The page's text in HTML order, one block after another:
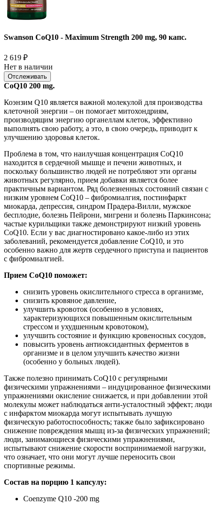
Swanson CoQ10 - Maximum Strength 200 mg, 90 капс.
2 619 ₽
Нет в наличии
Отслеживать
CoQ10 200 mg.
Коэнзим Q10 является важной молекулой для производства
клеточной энергии – он помогает митохондриям,
производящим энергию органеллам клеток, эффективно
выполнять свою работу, а это, в свою очередь, приводит к
улучшению здоровья клеток.
Проблема в том, что наилучшая концентрация CoQ10
находится в сердечной мышце и печени животных, и
поскольку большинство людей не потребляют эти органы
животных регулярно, прием добавки является более
практичным вариантом. Ряд болезненных состояний связан с
низким уровнем CoQ10 – фибромиалгия, постинфаркт
миокарда, депрессия, синдром Прадера-Вилли, мужское
бесплодие, болезнь Пейрони, мигрени и болезнь Паркинсона;
частые курильщики также демонстрируют низкий уровень
CoQ10. Если у вас диагностировано какое-либо из этих
заболеваний, рекомендуется добавление CoQ10, и это
особенно важно для жертв сердечного приступа и пациентов
с фибромиалгией.
Прием CoQ10 поможет:
снизить уровень окислительного стресса в организме,
снизить кровяное давление,
улучшить кровоток (особенно в условиях,
характеризующихся повышенным окислительным
стрессом и ухудшенным кровотоком),
улучшить состояние и функцию кровеносных сосудов,
повысить уровень антиоксидантных ферментов в
организме и в целом улучшить качество жизни
(особенно у больных людей).
Также полезно принимать CoQ10 с регулярными
физическими упражнениями – индуцированное физическими
упражнениями окисление снижается, и при добавлении этой
молекулы может наблюдаться анти-усталостный эффект; люди
с инфарктом миокарда могут испытывать лучшую
физическую работоспособность; также было зафиксировано
снижение повреждения мышц из-за физических упражнений;
люди, занимающиеся физическими упражнениями,
испытывают снижение скорости воспринимаемой нагрузки,
что означает, что они могут лучше переносить свои
спортивные режимы.
Состав на порцию 1 капсулу:
Coenzyme Q10 -200 mg